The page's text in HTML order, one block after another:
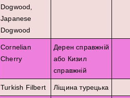
Dogwood,
Japanese
Dogwood
Cornelian
Cherry
Дерен справжній
або Кизил
справжній
Turkish Filbert Ліщина турецька